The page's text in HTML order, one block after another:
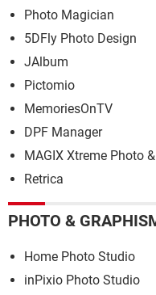
Photo Magician
5DFly Photo Design
JAlbum
Pictomio
MemoriesOnTV
DPF Manager
MAGIX Xtreme Photo
Retrica
PHOTO &
Home Photo Studio
inPixio Photo Studio